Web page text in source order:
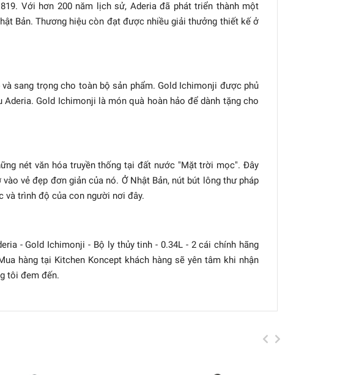
Với hơn 200 năm lịch sử, Aderia đã phát triển thành một
Bản. Thương hiệu còn đạt được nhiều giải thưởng thiết kế ở
sang trọng cho toàn bộ sản phẩm. Gold Ichimonji được phủ
Gold Ichimonji là món quà hoàn hảo để dành tặng cho
nét văn hóa truyền thống tại đất nước "Mặt trời mọc". Đây
vẻ đẹp đơn giản của nó. Ở Nhật Bản, nút bút lông thư pháp
và trình độ của con người nơi đây.
- Gold Ichimonji - Bộ ly thủy tinh - 0.34L - 2 cái chính hãng
hàng tại Kitchen Koncept khách hàng sẽ yên tâm khi nhận
tôi đem đến.